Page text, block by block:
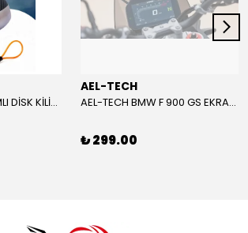
10 MM RENKLİ ALARMLI DİSK KİLİDİ YENİ VERSİYON
AEL-TECH
AEL-TECH BMW F 900 GS EKRAN/GÖSTERGE KORUYUCU 2024-2025
₺ 299.00